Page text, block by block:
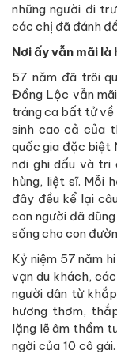
những người đi
các chị đã đánh
Nơi ấy vẫn mãi là
57 năm đã trôi
Đồng Lộc vẫn
tráng ca bất tử về
sinh cao cả của
quốc gia đặc biệt
nơi ghi dấu và tri
hùng, liệt sĩ. Mỗi
đây đều kể lại
con người đã
sống cho con
Kỷ niệm 57 năm
vạn du khách,
người dân từ
hương thơm,
lặng lẽ âm thầm
ngời của 10 cô